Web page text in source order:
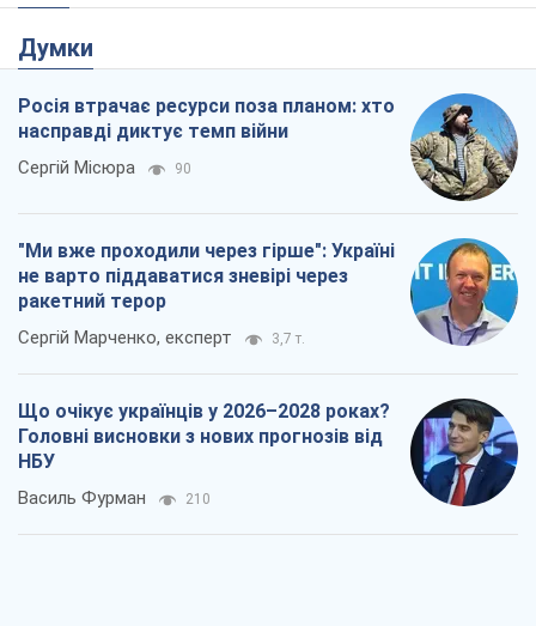
Думки
Росія втрачає ресурси поза планом: хто
насправді диктує темп війни
Сергій Місюра 90
"Ми вже проходили через гірше": Україні
не варто піддаватися зневірі через
ракетний терор
Сергій Марченко, експерт 3,7 т.
Що очікує українців у 2026–2028 роках?
Головні висновки з нових прогнозів від
НБУ
Василь Фурман 210